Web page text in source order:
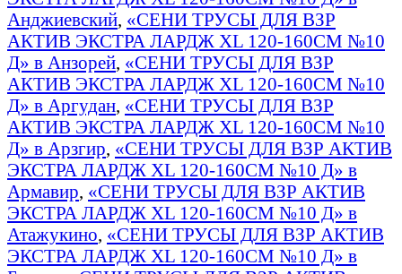
Анджиевский, «СЕНИ ТРУСЫ ДЛЯ ВЗР
АКТИВ ЭКСТРА ЛАРДЖ XL 120-160СМ №10
Д» в Анзорей, «СЕНИ ТРУСЫ ДЛЯ ВЗР
АКТИВ ЭКСТРА ЛАРДЖ XL 120-160СМ №10
Д» в Аргудан, «СЕНИ ТРУСЫ ДЛЯ ВЗР
АКТИВ ЭКСТРА ЛАРДЖ XL 120-160СМ №10
Д» в Арзгир, «СЕНИ ТРУСЫ ДЛЯ ВЗР АКТИВ
ЭКСТРА ЛАРДЖ XL 120-160СМ №10 Д» в
Армавир, «СЕНИ ТРУСЫ ДЛЯ ВЗР АКТИВ
ЭКСТРА ЛАРДЖ XL 120-160СМ №10 Д» в
Атажукино, «СЕНИ ТРУСЫ ДЛЯ ВЗР АКТИВ
ЭКСТРА ЛАРДЖ XL 120-160СМ №10 Д» в